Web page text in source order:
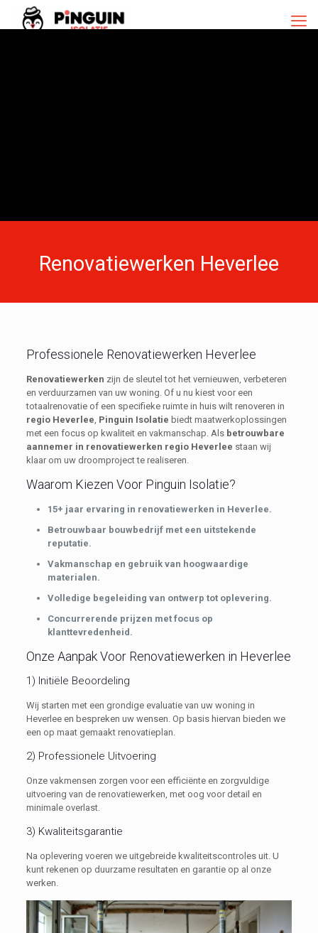
Renovatiewerken Heverlee
Professionele Renovatiewerken Heverlee
Renovatiewerken zijn de sleutel tot het vernieuwen, verbeteren
en verduurzamen van uw woning. Of u nu kiest voor een
totaalrenovatie of een specifieke ruimte in huis wilt renoveren in
regio Heverlee Pinguin Isolatie biedt maatwerkoplossingen
met een focus op kwaliteit en vakmanschap. Als betrouwbare
aannemer in renovatiewerken regio Heverlee staan wij
klaar om uw droomproject te realiseren.
Waarom Kiezen Voor Pinguin Isolatie?
15+ jaar ervaring in renovatiewerken in Heverlee.
Betrouwbaar bouwbedrijf met een uitstekende
reputatie.
Vakmanschap en gebruik van hoogwaardige
materialen.
Volledige begeleiding van ontwerp tot oplevering.
Concurrerende prijzen met focus op
klanttevredenheid.
Onze Aanpak Voor Renovatiewerken in Heverlee
1) Initiële Beoordeling
Wij starten met een grondige evaluatie van uw woning in
Heverlee en bespreken uw wensen. Op basis hiervan bieden we
een op maat gemaakt renovatieplan.
2) Professionele Uitvoering
Onze vakmensen zorgen voor een efficiënte en zorgvuldige
uitvoering van de renovatiewerken, met oog voor detail en
minimale overlast.
3) Kwaliteitsgarantie
Na oplevering voeren we uitgebreide kwaliteitscontroles uit. U
kunt rekenen op duurzame resultaten en garantie op al onze
werken.